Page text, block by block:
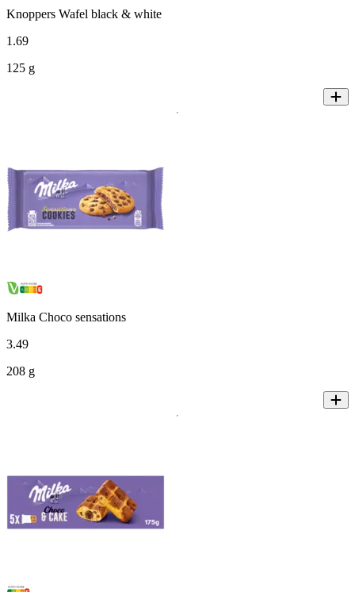
Knoppers Wafel black & white
1 .69
125 g
Milka Choco sensations
3.49
208 g